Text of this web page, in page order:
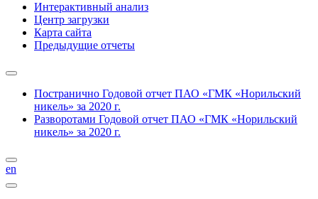
Интерактивный анализ
Центр загрузки
Карта сайта
Предыдущие отчеты
Постранично Годовой отчет ПАО «ГМК «Норильский
никель» за 2020 г.
Разворотами Годовой отчет ПАО «ГМК «Норильский
никель» за 2020 г.
en